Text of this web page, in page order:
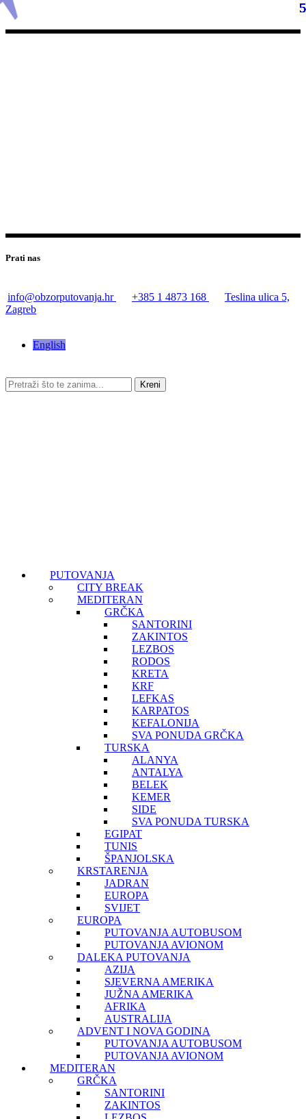
Prati nas
info@obzorputovanja.hr +385 1 4873 168
Teslina ulica 5,
Zagreb
English
Kreni
PUTOVANJA
CITY BREAK
MEDITERAN
GRČKA
SANTORINI
ZAKINTOS
LEZBOS
RODOS
KRETA
KRF
LEFKAS
KARPATOS
KEFALONIJA
SVA PONUDA GRČKA
TURSKA
ALANYA
ANTALYA
BELEK
KEMER
SIDE
SVA PONUDA TURSKA
EGIPAT
TUNIS
ŠPANJOLSKA
KRSTARENJA
JADRAN
EUROPA
SVIJET
EUROPA
PUTOVANJA AUTOBUSOM
PUTOVANJA AVIONOM
DALEKA PUTOVANJA
AZIJA
SJEVERNA AMERIKA
JUŽNA AMERIKA
AFRIKA
AUSTRALIJA
ADVENT I NOVA GODINA
PUTOVANJA AUTOBUSOM
PUTOVANJA AVIONOM
MEDITERAN
GRČKA
SANTORINI
ZAKINTOS